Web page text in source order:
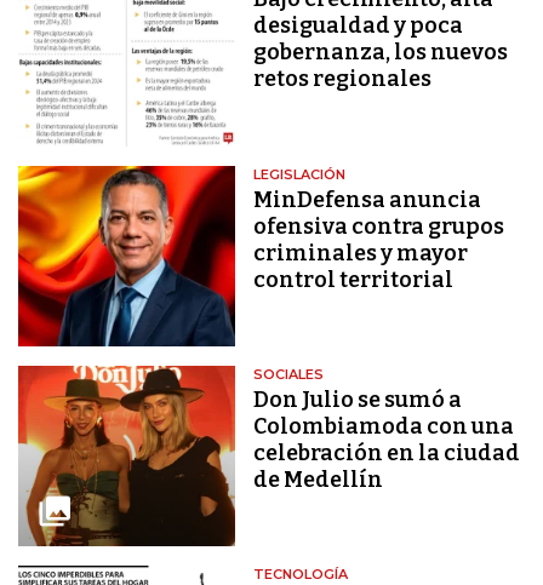
desigualdad y poca
gobernanza, los nuevos
retos regionales
LEGISLACIÓN
MinDefensa anuncia
ofensiva contra grupos
criminales y mayor
control territorial
SOCIALES
Don Julio se sumó a
Colombiamoda con una
celebración en la ciudad
de Medellín
TECNOLOGÍA